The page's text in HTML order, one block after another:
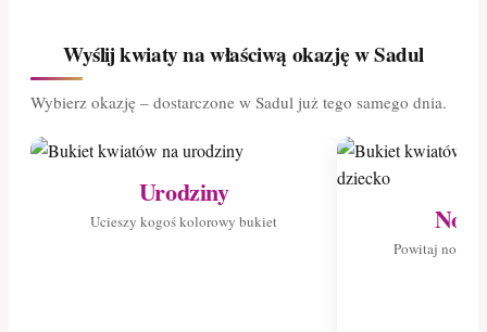
Wyślij kwiaty na właściwą okazję w Sadul
Wybierz okazję – dostarczone w Sadul już tego samego dnia.
Urodziny
Ucieszy kogoś kolorowy bukiet
Powitaj